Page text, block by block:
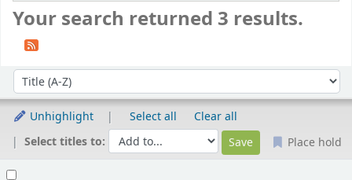
Your search returned 3 results.
Sort by:
Unhighlight Select all
Clear all
Select titles to:
Place hold